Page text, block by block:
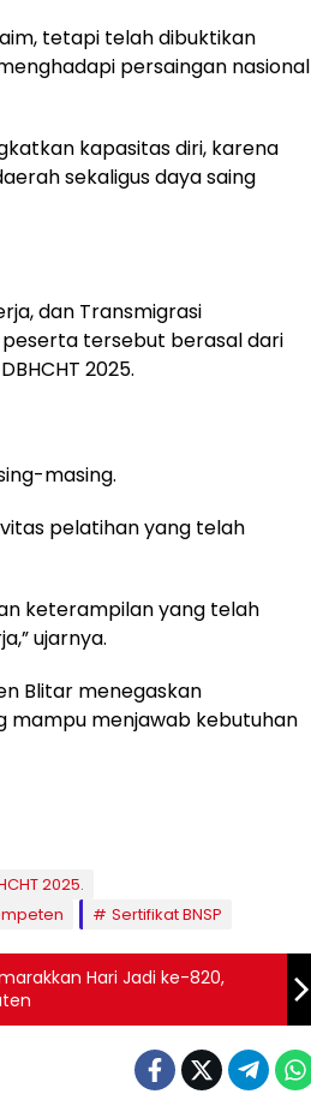
tetapi telah dibuktikan
persaingan nasional
kapasitas diri, karena
sekaligus daya saing
dan Transmigrasi
peserta tersebut berasal dari
2025.
masing.
pelatihan yang telah
keterampilan yang telah
ujarnya.
Blitar menegaskan
mampu menjawab kebutuhan
2025.
Sertifikat BNSP
Hari Jadi ke-820,